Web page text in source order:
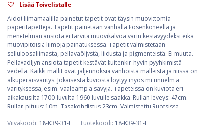
Lisää Toivelistalle
Aidot liimamaalilla painetut tapetit ovat täysin muovittomia
paperitapetteja. Tapetit painetaan vanhalla Rosenkoneella ja
menetelmän ansiota ei tarvita muovikalvoa värin kestävyydeksi eikä
muovipitoisia liimoja painatuksessa. Tapetit valmistetaan
selluloosaliimasta, pellavaöljystä, liidusta ja pigmenteistä. Ei muuta.
Pellavaöljyn ansiota tapetit kestävät kuitenkin hyvin pyyhkimistä
vedellä. Kaikki mallit ovat jäljennöksiä vanhoista malleista ja niissä on
alkuperäisväritys. Jokaisesta kuviosta löytyy myös muunnelmia
värityksessä, esim. vaaleampia sävyjä. Tapeteissa on kuviota eri
aikakausilta 1700-luvulta 1960-luvulle saakka. Rullan leveys: 47cm.
Rullan pituus: 10m. Tasakohdistus 23cm. Valmistettu Ruotsissa.
Viivakoodi: 18-K39-31-E Tuotekoodi: 18-K39-31-E